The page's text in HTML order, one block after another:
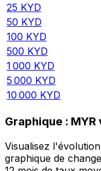
25 KYD
50 KYD
100 KYD
500 KYD
1 000 KYD
5 000 KYD
10 000 KYD
Graphique : MYR
Visualisez
graphique de